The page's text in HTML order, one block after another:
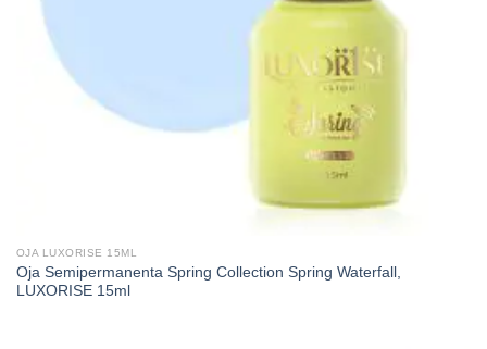
OJA LUXORISE 15ML
Oja Semipermanenta Spring Collection Spring Waterfall,
LUXORISE 15ml